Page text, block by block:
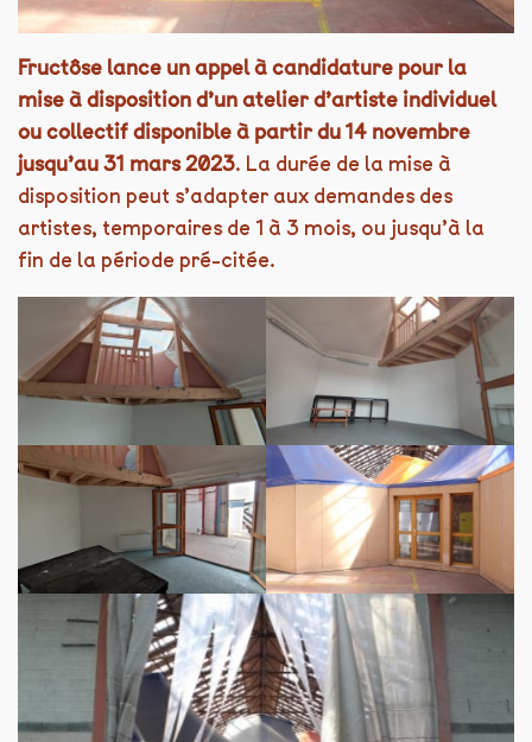
Fructôse lance un appel à candidature pour la
mise à disposition d’un atelier d’artiste individuel
ou collectif disponible à partir du 14 novembre
jusqu’au 31 mars 2023. La durée de la mise à
disposition peut s’adapter aux demandes des
artistes, temporaires de 1 à 3 mois, ou jusqu’à la
fin de la période pré-citée.